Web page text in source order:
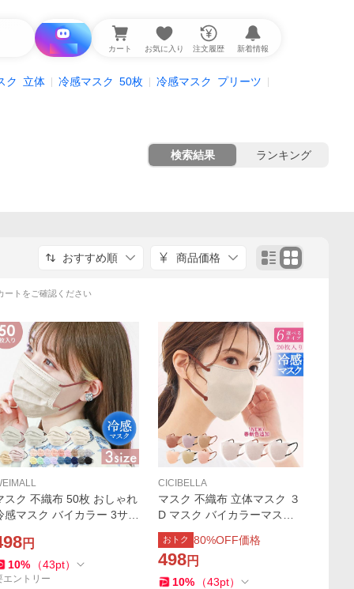
i と探す カート お気に入り 注文履歴 新着情報
ク 立体 冷感マスク 50枚 冷感マスク プリーツ
検索結果 ランキング
おすすめ順 商品価格
ートをご確認ください
スク 不織布 50枚 おしゃれ
感マスク バイカラー 3サイ
カラー 20枚 カラーマスク
円
10% （43pt）
エントリー
CICIBELLA
マスク 不織布 立体マスク ３
D マスク バイカラーマスク
不織布マスク 20枚 血色マス
ク カラーマスク 冷感マスク
小顔マスク 高評価 シシベラ
マスク cicibella
おトク 80%OFF価格
498円
10% （43pt）